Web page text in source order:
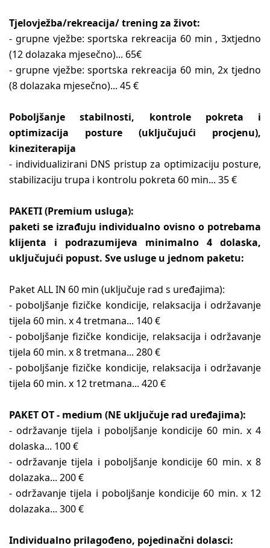
Tjelovježba/rekreacija/ trening za život:
- grupne vježbe: sportska rekreacija 60 min , 3xtjedno
(12 dolazaka mjesečno)... 65€
- grupne vježbe: sportska rekreacija 60 min, 2x tjedno
(8 dolazaka mjesečno)... 45 €
Poboljšanje stabilnosti, kontrole pokreta i
optimizacija posture (uključujući procjenu),
kineziterapija
- individualizirani DNS pristup za optimizaciju posture,
stabilizaciju trupa i kontrolu pokreta 60 min... 35 €
PAKETI (Premium usluga):
paketi se izrađuju individualno ovisno o potrebama
klijenta i podrazumijeva minimalno 4 dolaska,
uključujući popust. Sve usluge u jednom paketu:
Paket ALL IN 60 min (uključuje rad s uređajima):
- poboljšanje fizičke kondicije, relaksacija i održavanje
tijela 60 min. x 4 tretmana... 140 €
- poboljšanje fizičke kondicije, relaksacija i održavanje
tijela 60 min. x 8 tretmana... 280 €
- poboljšanje fizičke kondicije, relaksacija i održavanje
tijela 60 min. x 12 tretmana... 420 €
PAKET OT - medium (NE uključuje rad uređajima):
- održavanje tijela i poboljšanje kondicije 60 min. x 4
dolaska... 100 €
- održavanje tijela i poboljšanje kondicije 60 min. x 8
dolazaka... 200 €
- održavanje tijela i poboljšanje kondicije 60 min. x 12
dolazaka... 300 €
Individualno prilagođeno, pojedinačni dolasci: